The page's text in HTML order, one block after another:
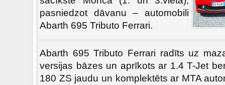
pasniedzot dāvanu – automobili
Abarth 695 Tributo Ferrari.
Abarth 695 Tributo Ferrari radīts uz
versijas bāzes un aprīkots ar 1.4 T-Jet
180 ZS jaudu un komplektēts ar MTA